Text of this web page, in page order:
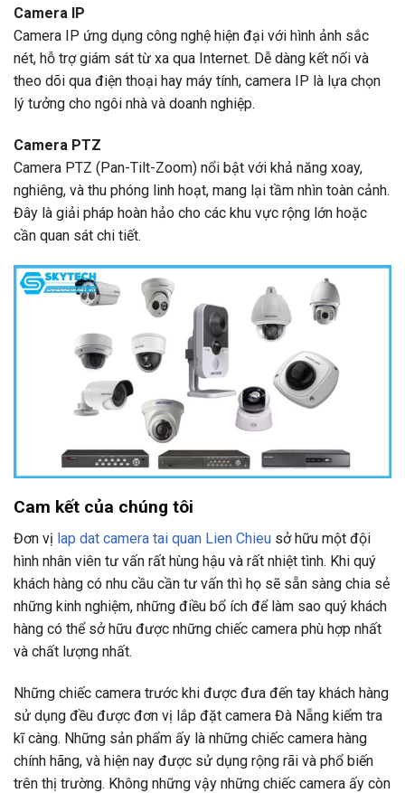
Camera IP
Camera IP ứng dụng công nghệ hiện đại với hình ảnh sắc
nét, hỗ trợ giám sát từ xa qua Internet. Dễ dàng kết nối và
theo dõi qua điện thoại hay máy tính, camera IP là lựa chọn
lý tưởng cho ngôi nhà và doanh nghiệp.
Camera PTZ
Camera PTZ (Pan-Tilt-Zoom) nổi bật với khả năng xoay,
nghiêng, và thu phóng linh hoạt, mang lại tầm nhìn toàn cảnh.
Đây là giải pháp hoàn hảo cho các khu vực rộng lớn hoặc
cần quan sát chi tiết.
Cam kết của chúng tôi
Đơn vị lap dat camera tai quan Lien Chieu sở hữu một đội
hình nhân viên tư vấn rất hùng hậu và rất nhiệt tình. Khi quý
khách hàng có nhu cầu cần tư vấn thì họ sẽ sẵn sàng chia sẻ
những kinh nghiệm, những điều bổ ích để làm sao quý khách
hàng có thể sở hữu được những chiếc camera phù hợp nhất
và chất lượng nhất.
Những chiếc camera trước khi được đưa đến tay khách hàng
sử dụng đều được đơn vị lắp đặt camera Đà Nẵng kiểm tra
kĩ càng. Những sản phẩm ấy là những chiếc camera hàng
chính hãng, và hiện nay được sử dụng rộng rãi và phổ biến
trên thị trường. Không những vậy những chiếc camera ấy còn